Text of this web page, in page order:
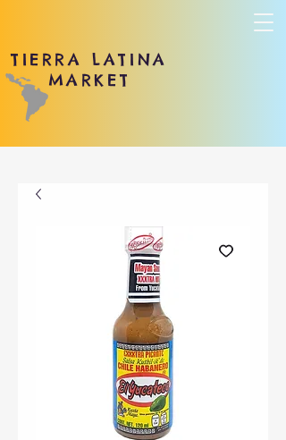
TIERRA LATINA
MARKET